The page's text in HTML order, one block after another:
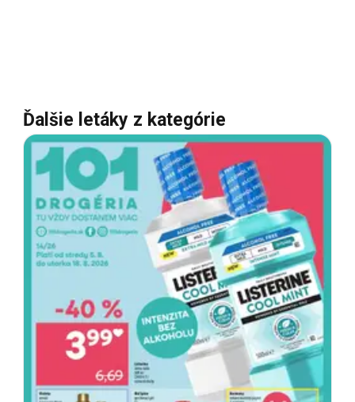
Ďalšie letáky z kategórie